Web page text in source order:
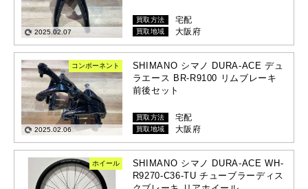
2025.02.07
買取方法 宅配
買取地域 大阪府
コンポーネント
2025.02.06
SHIMANO シマノ DURA-ACE デュ
ラエース BR-R9100 リムブレーキ
前後セット
買取方法 宅配
買取地域 大阪府
ホイール
SHIMANO シマノ DURA-ACE WH-
R9270-C36-TU チューブラーディス